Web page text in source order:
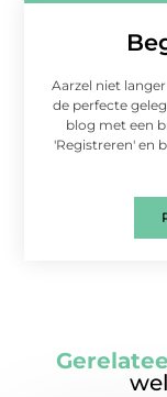
Aarzel niet
de perfecte
blog met een
'Registreren' en